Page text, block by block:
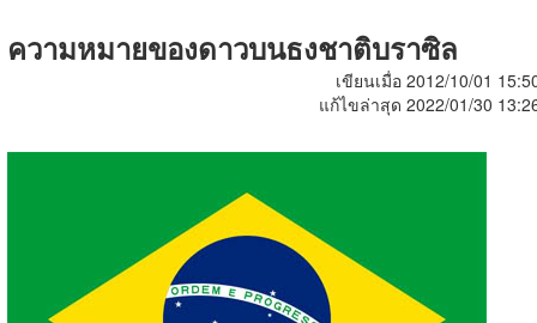
ความหมายของดาวบนธงชาติบราซิล
เขียนเมื่อ 2012/10/01
แก้ไขล่าสุด 2022/01/30